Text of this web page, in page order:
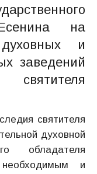
на
и
заведений
святителя
святителя
духовной
обладателя
и